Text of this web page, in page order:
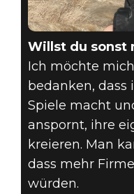
Willst du sonst
Ich möchte
bedanken, dass
Spiele macht
anspornt, ihre
kreieren. Man
dass mehr
würden.